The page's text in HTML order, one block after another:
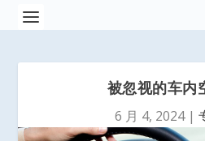
被忽视的车内
6 月 4, 2024|